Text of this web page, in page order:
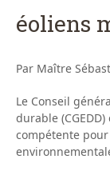
éoliens
Par Maître
Le Conseil
durable
compétente